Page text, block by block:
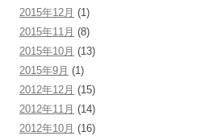
2015年12月 (1)
2015年11月 (8)
2015年10月 (13)
2015年9月 (1)
2012年12月 (15)
2012年11月 (14)
2012年10月 (16)